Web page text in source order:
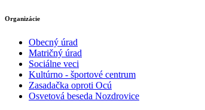
Organizácie
Obecný úrad
Matričný úrad
Sociálne veci
Kultúrno - športové centrum
Zasadačka oproti Ocú
Osvetová beseda Nozdrovice